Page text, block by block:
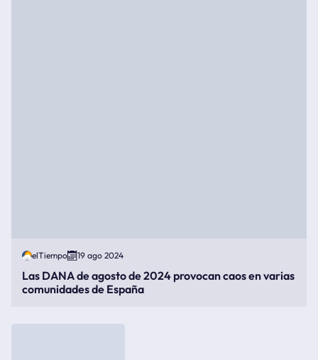
elTiempo 19 ago 2024
Las DANA de agosto de 2024 provocan caos en varias
comunidades de España